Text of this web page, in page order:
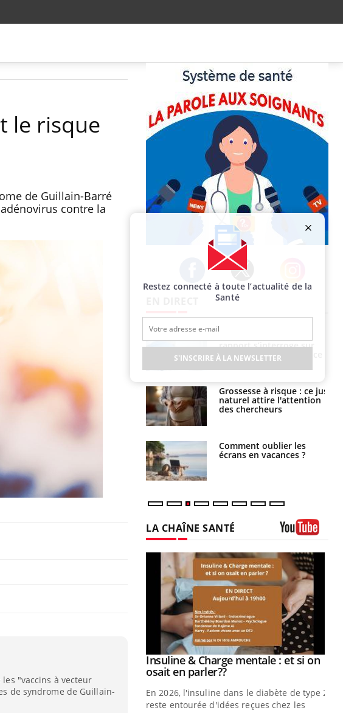
le risque
de Guillain-Barré
contre la
"vaccins à vecteur
de syndrome de Guillain-
Facebook Twitter Instagram
rapport s’interroge sur
son taux élevé en France
Grossesse à risque : ce jus
naturel attire l'attention
des chercheurs
Comment oublier les
écrans en vacances ?
comment le travail
empiète de plus en plus
sur nos soirées
Cancer colorectal : une
stratégie simple aurait
changé la donne au Pays
Chikungunya, dengue,
West Nile : que se passe-
LA CHAÎNE SANTÉ
Youtube
Insuline & Charge mentale : et si on
osait en parler??Youtube
En 2026, l'insuline dans le diabète de type 2
reste entourée d'idées reçues chez les
Restez connecté à toute l’actualité de la
Santé
S'INSCRIRE À LA NEWSLETTER